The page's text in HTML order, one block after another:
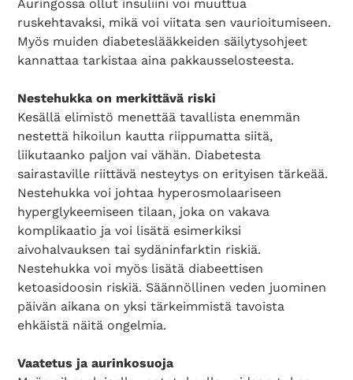
Auringossa ollut insuliini voi muuttua
ruskehtavaksi, mikä voi viitata sen vaurioitumiseen.
Myös muiden diabeteslääkkeiden säilytysohjeet
kannattaa tarkistaa aina pakkausselosteesta.
Nestehukka on merkittävä riski
Kesällä elimistö menettää tavallista enemmän
nestettä hikoilun kautta riippumatta siitä,
liikutaanko paljon vai vähän. Diabetesta
sairastaville riittävä nesteytys on erityisen tärkeää.
Nestehukka voi johtaa hyperosmolaariseen
hyperglykeemiseen tilaan, joka on vakava
komplikaatio ja voi lisätä esimerkiksi
aivohalvauksen tai sydäninfarktin riskiä.
Nestehukka voi myös lisätä diabeettisen
ketoasidoosin riskiä. Säännöllinen veden juominen
päivän aikana on yksi tärkeimmistä tavoista
ehkäistä näitä ongelmia.
Vaatetus ja aurinkosuoja